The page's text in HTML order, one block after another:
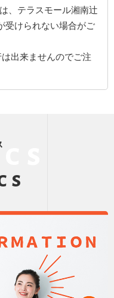
、テラスモール湘南辻
受けられない場合がご
出来ませんのでご注